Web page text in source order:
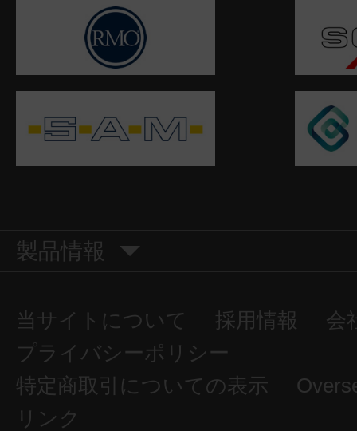
製品情報
当サイトについて 採用情報
会
プライバシーポリシー
特定商取引についての表示
リンク